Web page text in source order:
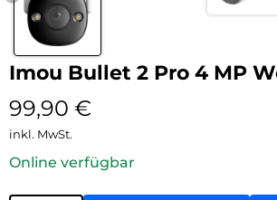
Imou Bullet 2 Pro 4 MP
99,90 €
inkl. MwSt.
Online verfügbar